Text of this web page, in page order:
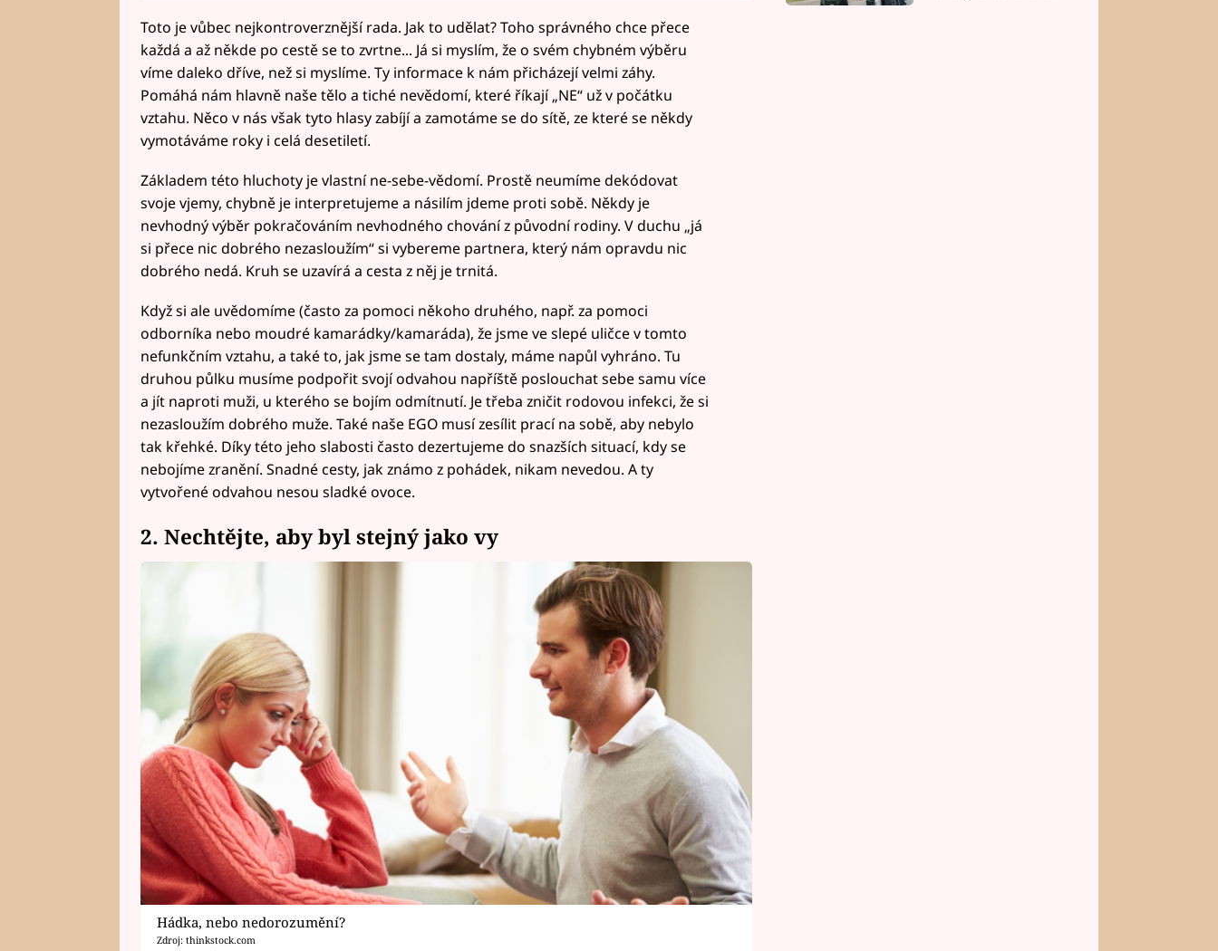
Toto je vůbec nejkontroverznější rada. Jak to udělat? Toho správného chce přece
každá a až někde po cestě se to zvrtne... Já si myslím, že o svém chybném výběru
víme daleko dříve, než si myslíme. Ty informace k nám přicházejí velmi záhy.
Pomáhá nám hlavně naše tělo a tiché nevědomí, které říkají „NE“ už v počátku
vztahu. Něco v nás však tyto hlasy zabíjí a zamotáme se do sítě, ze které se někdy
vymotáváme roky i celá desetiletí.
Základem této hluchoty je vlastní ne-sebe-vědomí. Prostě neumíme dekódovat
svoje vjemy, chybně je interpretujeme a násilím jdeme proti sobě. Někdy je
nevhodný výběr pokračováním nevhodného chování z původní rodiny. V duchu „já
si přece nic dobrého nezasloužím“ si vybereme partnera, který nám opravdu nic
dobrého nedá. Kruh se uzavírá a cesta z něj je trnitá.
Když si ale uvědomíme (často za pomoci někoho druhého, např. za pomoci
odborníka nebo moudré kamarádky/kamaráda), že jsme ve slepé uličce v tomto
nefunkčním vztahu, a také to, jak jsme se tam dostaly, máme napůl vyhráno. Tu
druhou půlku musíme podpořit svojí odvahou napříště poslouchat sebe samu více
a jít naproti muži, u kterého se bojím odmítnutí. Je třeba zničit rodovou infekci, že si
nezasloužím dobrého muže. Také naše EGO musí zesílit prací na sobě, aby nebylo
tak křehké. Díky této jeho slabosti často dezertujeme do snazších situací, kdy se
nebojíme zranění. Snadné cesty, jak známo z pohádek, nikam nevedou. A ty
vytvořené odvahou nesou sladké ovoce.
2. Nechtějte, aby byl stejný jako vy
Hádka, nebo nedorozumění?
Zdroj: thinkstock.com